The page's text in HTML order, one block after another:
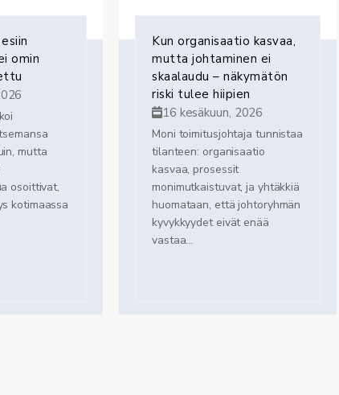
omin
mutta
osoittivat,
kotimaassa
Kun organisaatio kasvaa,
mutta johtaminen ei
skaalaudu – näkymätön
riski tulee hiipien
16 kesäkuun, 2026
Moni toimitusjohtaja tunnistaa
tilanteen: organisaatio
kasvaa, prosessit
monimutkaistuvat, ja yhtäkkiä
huomataan, että johtoryhmän
kyvykkyydet eivät enää
vastaa...